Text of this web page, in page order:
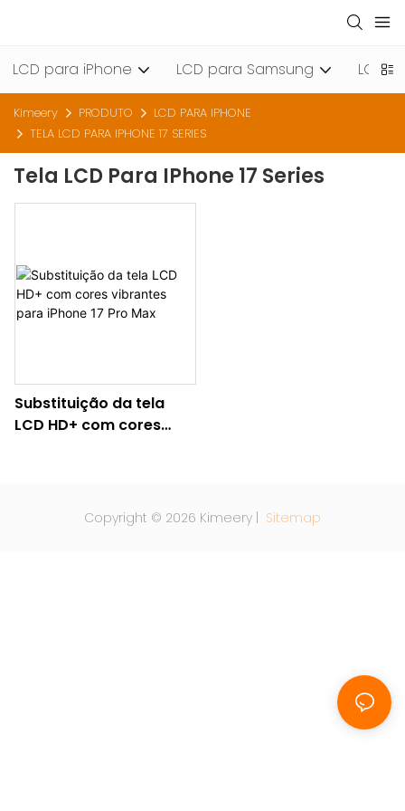
LCD para iPhone LCD para Samsung LCD
Kimeery PRODUTO
LCD PARA IPHONE
TELA LCD PARA IPHONE 17 SERIES
Tela LCD Para IPhone 17 Series
Substituição da tela
LCD HD+ com cores
Copyright © 2026 Kimeery | Sitemap